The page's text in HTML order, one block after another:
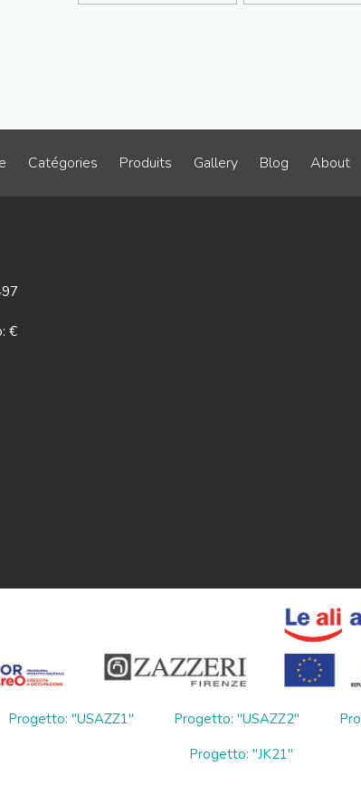
Catégories Produits Gallery Blog About
€
Progetto: "USAZZ1" Progetto: "USAZZ2"
Progetto: "JK21"